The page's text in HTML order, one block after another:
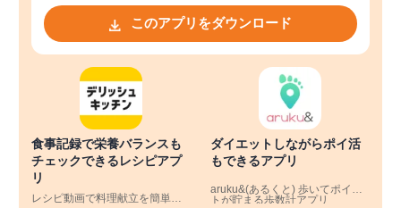
このアプリをダウンロード
食事記録で栄養バランスも
チェックできるレシピアプ
リ
レシピ動画で料理献立を簡単‪に -
ダイエットしながらポイ活
もできるアプリ
aruku&(あるくと) 歩いてポイン
トが貯まる歩数計アプリ